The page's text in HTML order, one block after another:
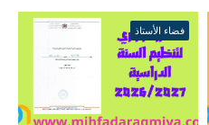
فضاء الأستاذ